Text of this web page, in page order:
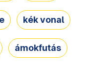
kék vonal
ámokfutás